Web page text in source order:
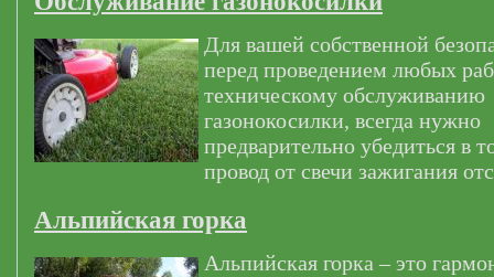
Для вашей собственной
перед проведением любых
техническому обслуживанию
газонокосилки, всегда нужно
предварительно убедиться в
провод от свечи зажигания
Альпийская горка
Альпийская горка – это